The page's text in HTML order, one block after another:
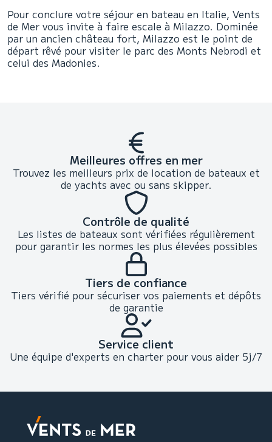
Pour conclure votre séjour en bateau en Italie, Vents
de Mer vous invite à faire escale à Milazzo. Dominée
par un ancien château fort, Milazzo est le point de
départ rêvé pour visiter le parc des Monts Nebrodi et
celui des Madonies.
Meilleures offres en mer
Trouvez les meilleurs prix de location de bateaux et
de yachts avec ou sans skipper.
Contrôle de qualité
Les listes de bateaux sont vérifiées régulièrement
pour garantir les normes les plus élevées possibles
Tiers de confiance
Tiers vérifié pour sécuriser vos paiements et dépôts
de garantie
Service client
Une équipe d'experts en charter pour vous aider 5j/7